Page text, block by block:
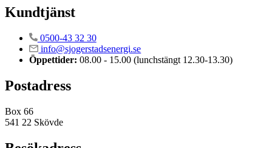
Kundtjänst
0500-43 32 30
info@sjogerstadsenergi.se
Öppettider: 08.00 - 15.00 (lunchstängt 12.30-13.30)
Postadress
Box 66
541 22 Skövde